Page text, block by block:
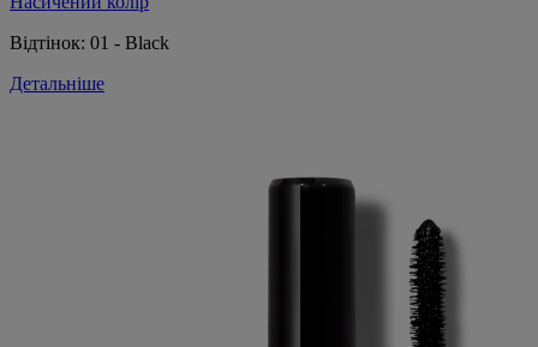
Відтінок: 01 - Black
Детальніше